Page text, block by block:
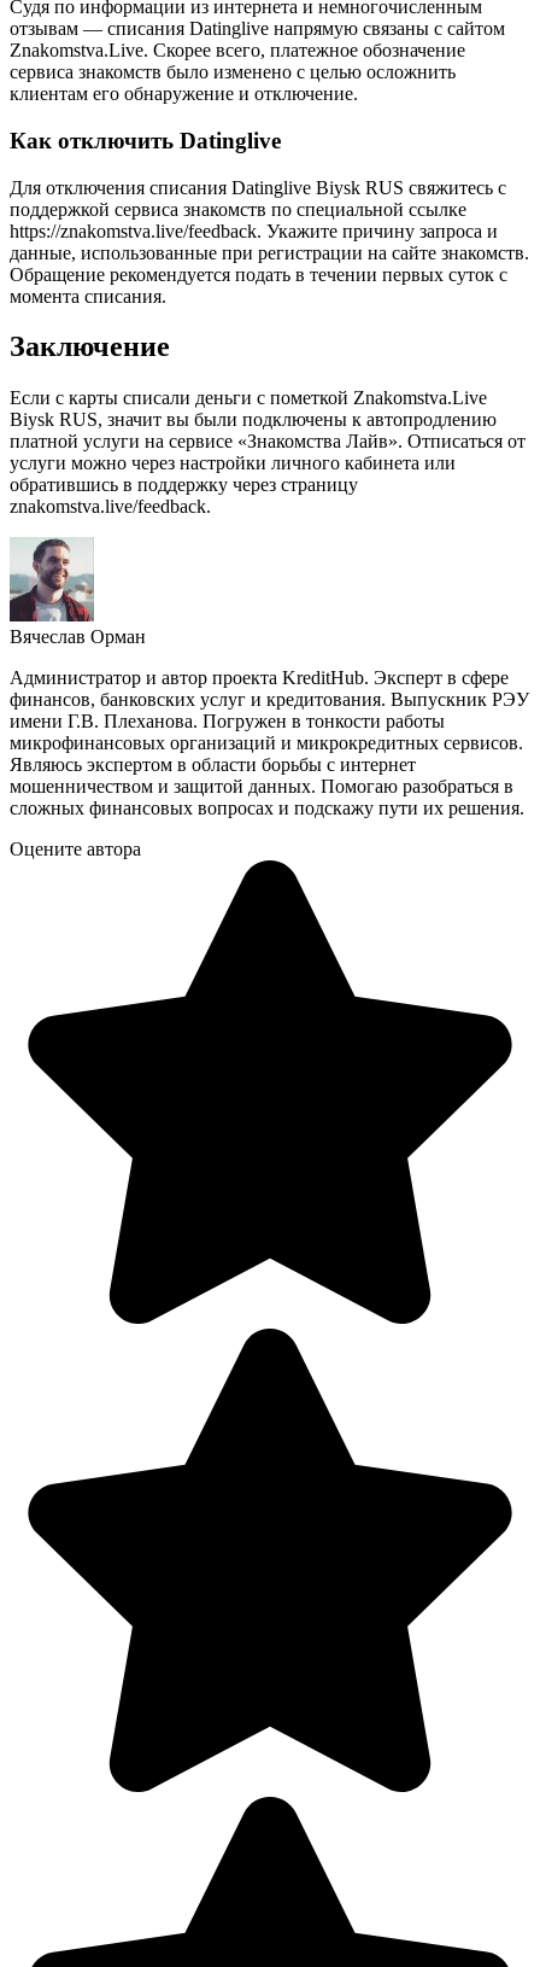
Судя по информации из интернета и немногочисленным
отзывам — списания Datinglive напрямую связаны с сайтом
Znakomstva.Live. Скорее всего, платежное обозначение
сервиса знакомств было изменено с целью осложнить
клиентам его обнаружение и отключение.
Как отключить Datinglive
Для отключения списания Datinglive Biysk RUS свяжитесь с
поддержкой сервиса знакомств по специальной ссылке
https://znakomstva.live/feedback. Укажите причину запроса и
данные, использованные при регистрации на сайте знакомств.
Обращение рекомендуется подать в течении первых суток с
момента списания.
Заключение
Если с карты списали деньги с пометкой Znakomstva.Live
Biysk RUS, значит вы были подключены к автопродлению
платной услуги на сервисе «Знакомства Лайв». Отписаться от
услуги можно через настройки личного кабинета или
обратившись в поддержку через страницу
znakomstva.live/feedback.
Вячеслав Орман
Администратор и автор проекта KreditHub. Эксперт в сфере
финансов, банковских услуг и кредитования. Выпускник РЭУ
имени Г.В. Плеханова. Погружен в тонкости работы
микрофинансовых организаций и микрокредитных сервисов.
Являюсь экспертом в области борьбы с интернет
мошенничеством и защитой данных. Помогаю разобраться в
сложных финансовых вопросах и подскажу пути их решения.
Оцените автора